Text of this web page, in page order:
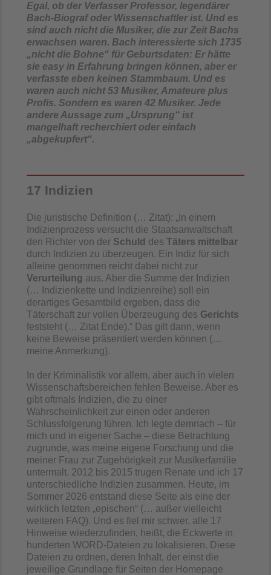
Egal, ob der Verfasser Professor, legendärer
Bach-Biograf oder Wissenschaftler ist. Und es
sind auch nicht die Musiker, die zur Zeit Bachs
erwachsen waren. Bach interessierte sich 1735
„nicht die Bohne“ für Geburtsdaten: Er hätte
sie easy in Erfahrung bringen können, aber er
verfasste eben keinen Stammbaum. Und es
waren auch nicht 53 Musiker, Amateure plus
Profis. Sondern es waren 42 Musiker. Jede
andere Aussage zum „Ursprung“ ist
mangelhaft recherchiert oder einfach
„abgekupfert“.
17 Indizien
Die juristische Definition (… Zitat): „In einem
Indizienprozess versucht die Staatsanwaltschaft
den Richter von der Schuld des Täters mittelbar
durch Indizien zu überzeugen. Ein Indiz für sich
alleine genommen reicht dabei nicht zur
Verurteilung aus. Aber die Summe der Indizien
(… Indizienkette und Indizienreihe) soll ein
derartiges Gesamtbild ergeben, dass die
Täterschaft zur vollen Überzeugung des Gerichts
feststeht (… Zitat Ende).“ Das gilt dann, wenn
keine Beweise präsentiert werden können (…
meine Anmerkung).
In der Kriminalistik vor allem, aber auch in vielen
Wissenschaftsbereichen fehlen Beweise. Aber es
gibt oftmals Indizien, die zu einer
Wahrscheinlichkeit zur einen oder anderen
Schlussfolgerung führen. Ich legte demnach – für
mich und in eigener Sache – diese Betrachtung
zugrunde, was meine eigene Forschung und die
meiner Frau zur Zugehörigkeit zur Musikerfamilie
untermalt. 2012 bis 2015 trugen Renate und ich 17
unterschiedliche Indizien zusammen. Heute, im
Sommer 2026 entstand diese Seite als eine der
wirklich letzten „epischen“ (… außer vielleicht
weiteren FAQ). Und es fiel mir schwer, alle 17
Hinweise wiederzufinden, heißt, die Eckwerte in
hunderten WORD-Dateien zu lokalisieren. Diese
Dateien zu ordnen, deren Inhalt, der einst die
jeweilige Grundlage für Seiten der Homepage